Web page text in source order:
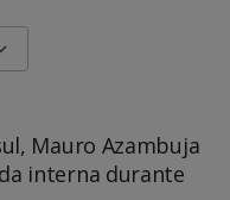
Mauro Azambuja
interna durante